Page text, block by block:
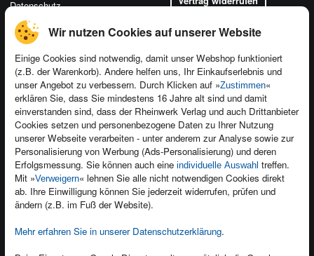
Wir nutzen Cookies auf unserer Website
Einige Cookies sind notwendig, damit unser Webshop funktioniert
(z.B. der Warenkorb). Andere helfen uns, Ihr Einkaufserlebnis und
unser Angebot zu verbessern. Durch Klicken auf »Zustimmen«
erklären Sie, dass Sie mindestens 16 Jahre alt sind und damit
einverstanden sind, dass der Rheinwerk Verlag und auch Drittanbieter
Cookies setzen und personenbezogene Daten zu Ihrer Nutzung
unserer Webseite verarbeiten - unter anderem zur Analyse sowie zur
Personalisierung von Werbung (Ads-Personalisierung) und deren
Erfolgsmessung. Sie können auch eine individuelle Auswahl treffen.
Mit »Verweigern« lehnen Sie alle nicht notwendigen Cookies direkt
ab. Ihre Einwilligung können Sie jederzeit widerrufen, prüfen und
ändern (z.B. im Fuß der Website).
Mehr erfahren Sie in unserer Datenschutzerklärung.
Kontakt
Newsletter
Für Unternehmen
Presseservice
Dozentenservice
Produktfeedback
Foreign Rights
Ein Buch schreiben
Datenschutz
Kundenservice